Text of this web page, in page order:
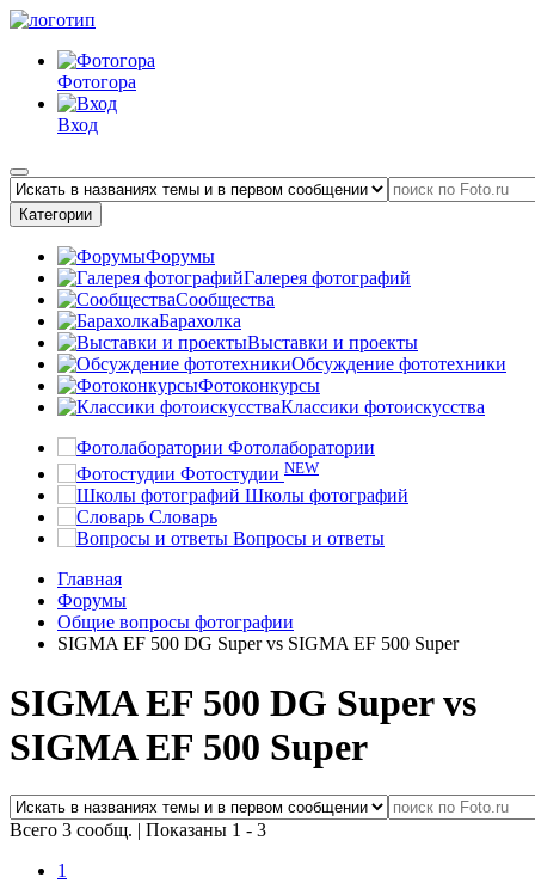
Фотогора
Вход
Категории
Форумы
Галерея фотографий
Сообщества
Барахолка
Выставки и проекты
Обсуждение фототехники
Фотоконкурсы
Классики фотоискусства
Фотолаборатории
Фотостудии NEW
Школы фотографий
Словарь
Вопросы и ответы
Главная
Форумы
Общие вопросы фотографии
SIGMA EF 500 DG Super vs SIGMA EF 500 Super
SIGMA EF 500 DG Super vs
SIGMA EF 500 Super
Всего 3 сообщ. | Показаны 1 - 3
1